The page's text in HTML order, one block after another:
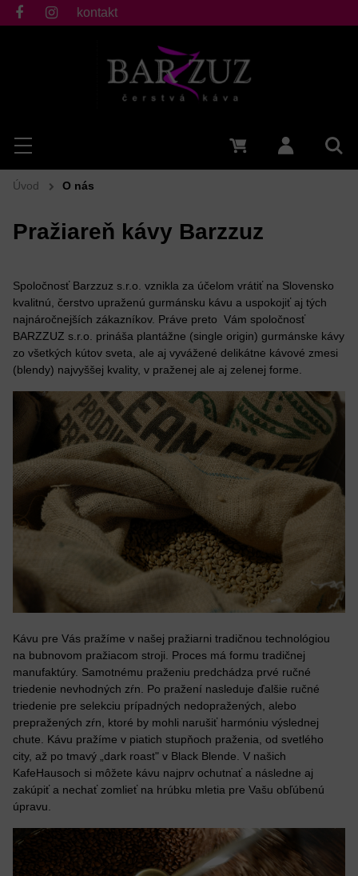
Hľadať
Menu Prihlásiť
fb ig
kontakt
Úvod O nás
Pražiareň kávy Barzzuz
Spoločnosť Barzzuz s.r.o. vznikla za účelom vrátiť na Slovensko
kvalitnú, čerstvo upraženú gurmánsku kávu a uspokojiť aj tých
najnáročnejších zákazníkov. Práve preto Vám spoločnosť
BARZZUZ s.r.o. prináša plantážne (single origin) gurmánske kávy
zo všetkých kútov sveta, ale aj vyvážené delikátne kávové zmesi
(blendy) najvyššej kvality, v praženej ale aj zelenej forme.
Kávu pre Vás pražíme v našej pražiarni tradičnou technológiou
na bubnovom pražiacom stroji. Proces má formu tradičnej
manufaktúry. Samotnému praženiu predchádza prvé ručné
triedenie nevhodných zŕn. Po pražení nasleduje ďalšie ručné
triedenie pre selekciu prípadných nedopražených, alebo
prepražených zŕn, ktoré by mohli narušiť harmóniu výslednej
chute. Kávu pražíme v piatich stupňoch praženia, od svetlého
city, až po tmavý „dark roast" v Black Blende. V našich
KafeHausoch si môžete kávu najprv ochutnať a následne aj
zakúpiť a nechať zomlieť na hrúbku mletia pre Vašu obľúbenú
úpravu.